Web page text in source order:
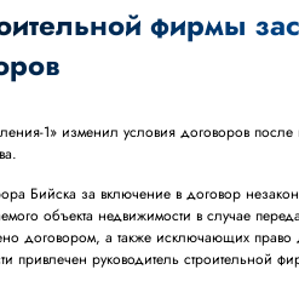
фирмы
1» изменил условия договоров после
Бийска за включение в договор
объекта недвижимости в случае
договором, а также исключающих
привлечен руководитель строительной